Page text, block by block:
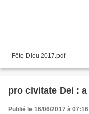
- Fête-Dieu 2017.pdf
Publié le 16/06/2017 à 07:16